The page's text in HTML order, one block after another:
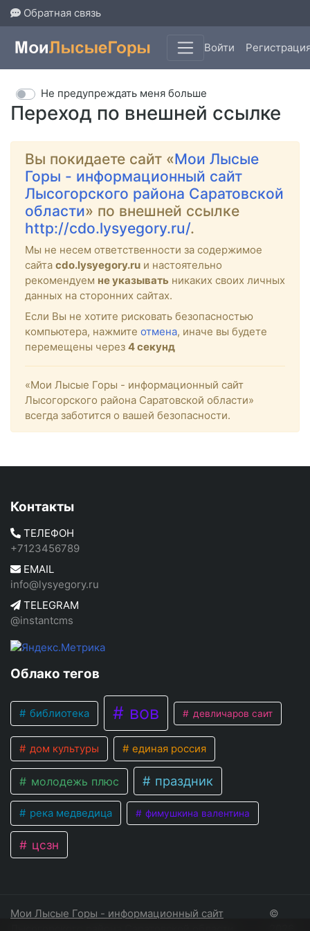
Обратная связь
Войти
Переход по внешней ссылке
Не предупреждать меня больше
Вы покидаете сайт «Мои Лысые
Горы - информационный сайт
Лысогорского района Саратовской
области» по внешней ссылке
http://cdo.lysyegory.ru/.
Мы не несем ответственности за содержимое
сайта cdo.lysyegory.ru и настоятельно
рекомендуем не указывать никаких своих личных
данных на сторонних сайтах.
Если Вы не хотите рисковать безопасностью
компьютера, нажмите отмена, иначе вы будете
перемещены через 4секунд
«Мои Лысые Горы - информационный сайт
Лысогорского района Саратовской области»
всегда заботится о вашей безопасности.
Контакты
ТЕЛЕФОН
+7123456789
EMAIL
info@lysyegory.ru
TELEGRAM
@instantcms
Облако тегов
библиотека вов девличаров саит
дом культуры единая россия
молодежь плюс праздник
река медведица фимушкина валентина
цсзн
Мои Лысые Горы - информационный сайт
©